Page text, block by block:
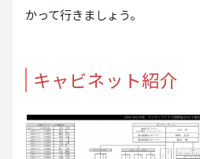
かって行きましょう。
キャビネット紹介